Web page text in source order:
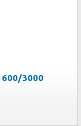
600/3000